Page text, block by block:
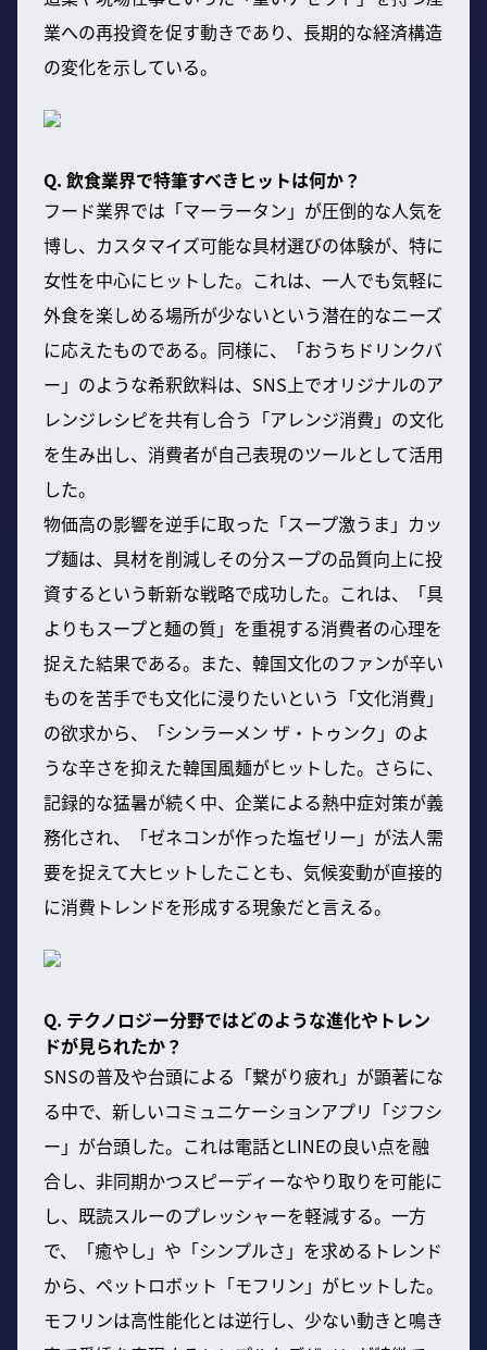
業への再投資を促す動きであり、長期的な経済構造
の変化を示している。
Q. 飲食業界で特筆すべきヒットは何か？
フード業界では「マーラータン」が圧倒的な人気を
博し、カスタマイズ可能な具材選びの体験が、特に
女性を中心にヒットした。これは、一人でも気軽に
外食を楽しめる場所が少ないという潜在的なニーズ
に応えたものである。同様に、「おうちドリンクバ
ー」のような希釈飲料は、SNS上でオリジナルのア
レンジレシピを共有し合う「アレンジ消費」の文化
を生み出し、消費者が自己表現のツールとして活用
した。
物価高の影響を逆手に取った「スープ激うま」カッ
プ麺は、具材を削減しその分スープの品質向上に投
資するという斬新な戦略で成功した。これは、「具
よりもスープと麺の質」を重視する消費者の心理を
捉えた結果である。また、韓国文化のファンが辛い
ものを苦手でも文化に浸りたいという「文化消費」
の欲求から、「シンラーメン ザ・トゥンク」のよ
うな辛さを抑えた韓国風麺がヒットした。さらに、
記録的な猛暑が続く中、企業による熱中症対策が義
務化され、「ゼネコンが作った塩ゼリー」が法人需
要を捉えて大ヒットしたことも、気候変動が直接的
に消費トレンドを形成する現象だと言える。
Q. テクノロジー分野ではどのような進化やトレン
ドが見られたか？
SNSの普及や台頭による「繋がり疲れ」が顕著にな
る中で、新しいコミュニケーションアプリ「ジフシ
ー」が台頭した。これは電話とLINEの良い点を融
合し、非同期かつスピーディーなやり取りを可能に
し、既読スルーのプレッシャーを軽減する。一方
で、「癒やし」や「シンプルさ」を求めるトレンド
から、ペットロボット「モフリン」がヒットした。
モフリンは高性能化とは逆行し、少ない動きと鳴き